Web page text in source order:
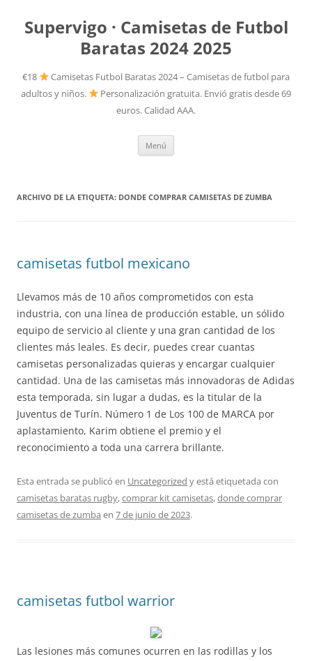
Supervigo · Camisetas de Futbol
Baratas 2024 2025
€18
Camisetas Futbol Baratas 2024 – Camisetas de futbol para
adultos y niños.
Personalización gratuita. Envió gratis desde 69
euros. Calidad AAA.
Menú
ARCHIVO DE LA ETIQUETA: DONDE COMPRAR CAMISETAS DE ZUMBA
camisetas futbol mexicano
Llevamos más de 10 años comprometidos con esta
industria, con una línea de producción estable, un sólido
equipo de servicio al cliente y una gran cantidad de los
clientes más leales. Es decir, puedes crear cuantas
camisetas personalizadas quieras y encargar cualquier
cantidad. Una de las camisetas más innovadoras de Adidas
esta temporada, sin lugar a dudas, es la titular de la
Juventus de Turín. Número 1 de Los 100 de MARCA por
aplastamiento, Karim obtiene el premio y el
reconocimiento a toda una carrera brillante.
Esta entrada se publicó en Uncategorized y está etiquetada con
camisetas baratas rugby,comprar kit camisetas,donde comprar
camisetas de zumba en 7 de junio de 2023.
camisetas futbol warrior
Las lesiones más comunes ocurren en las rodillas y los